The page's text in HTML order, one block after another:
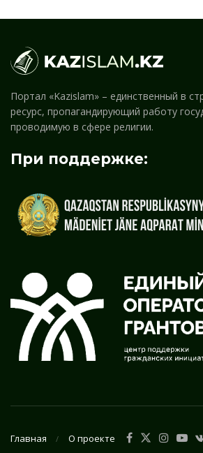
Портал «Kazislam» – единственный в
ресурс, пропагандирующий работу
проводимую в сфере религии.
При поддержке:
Главная О проекте